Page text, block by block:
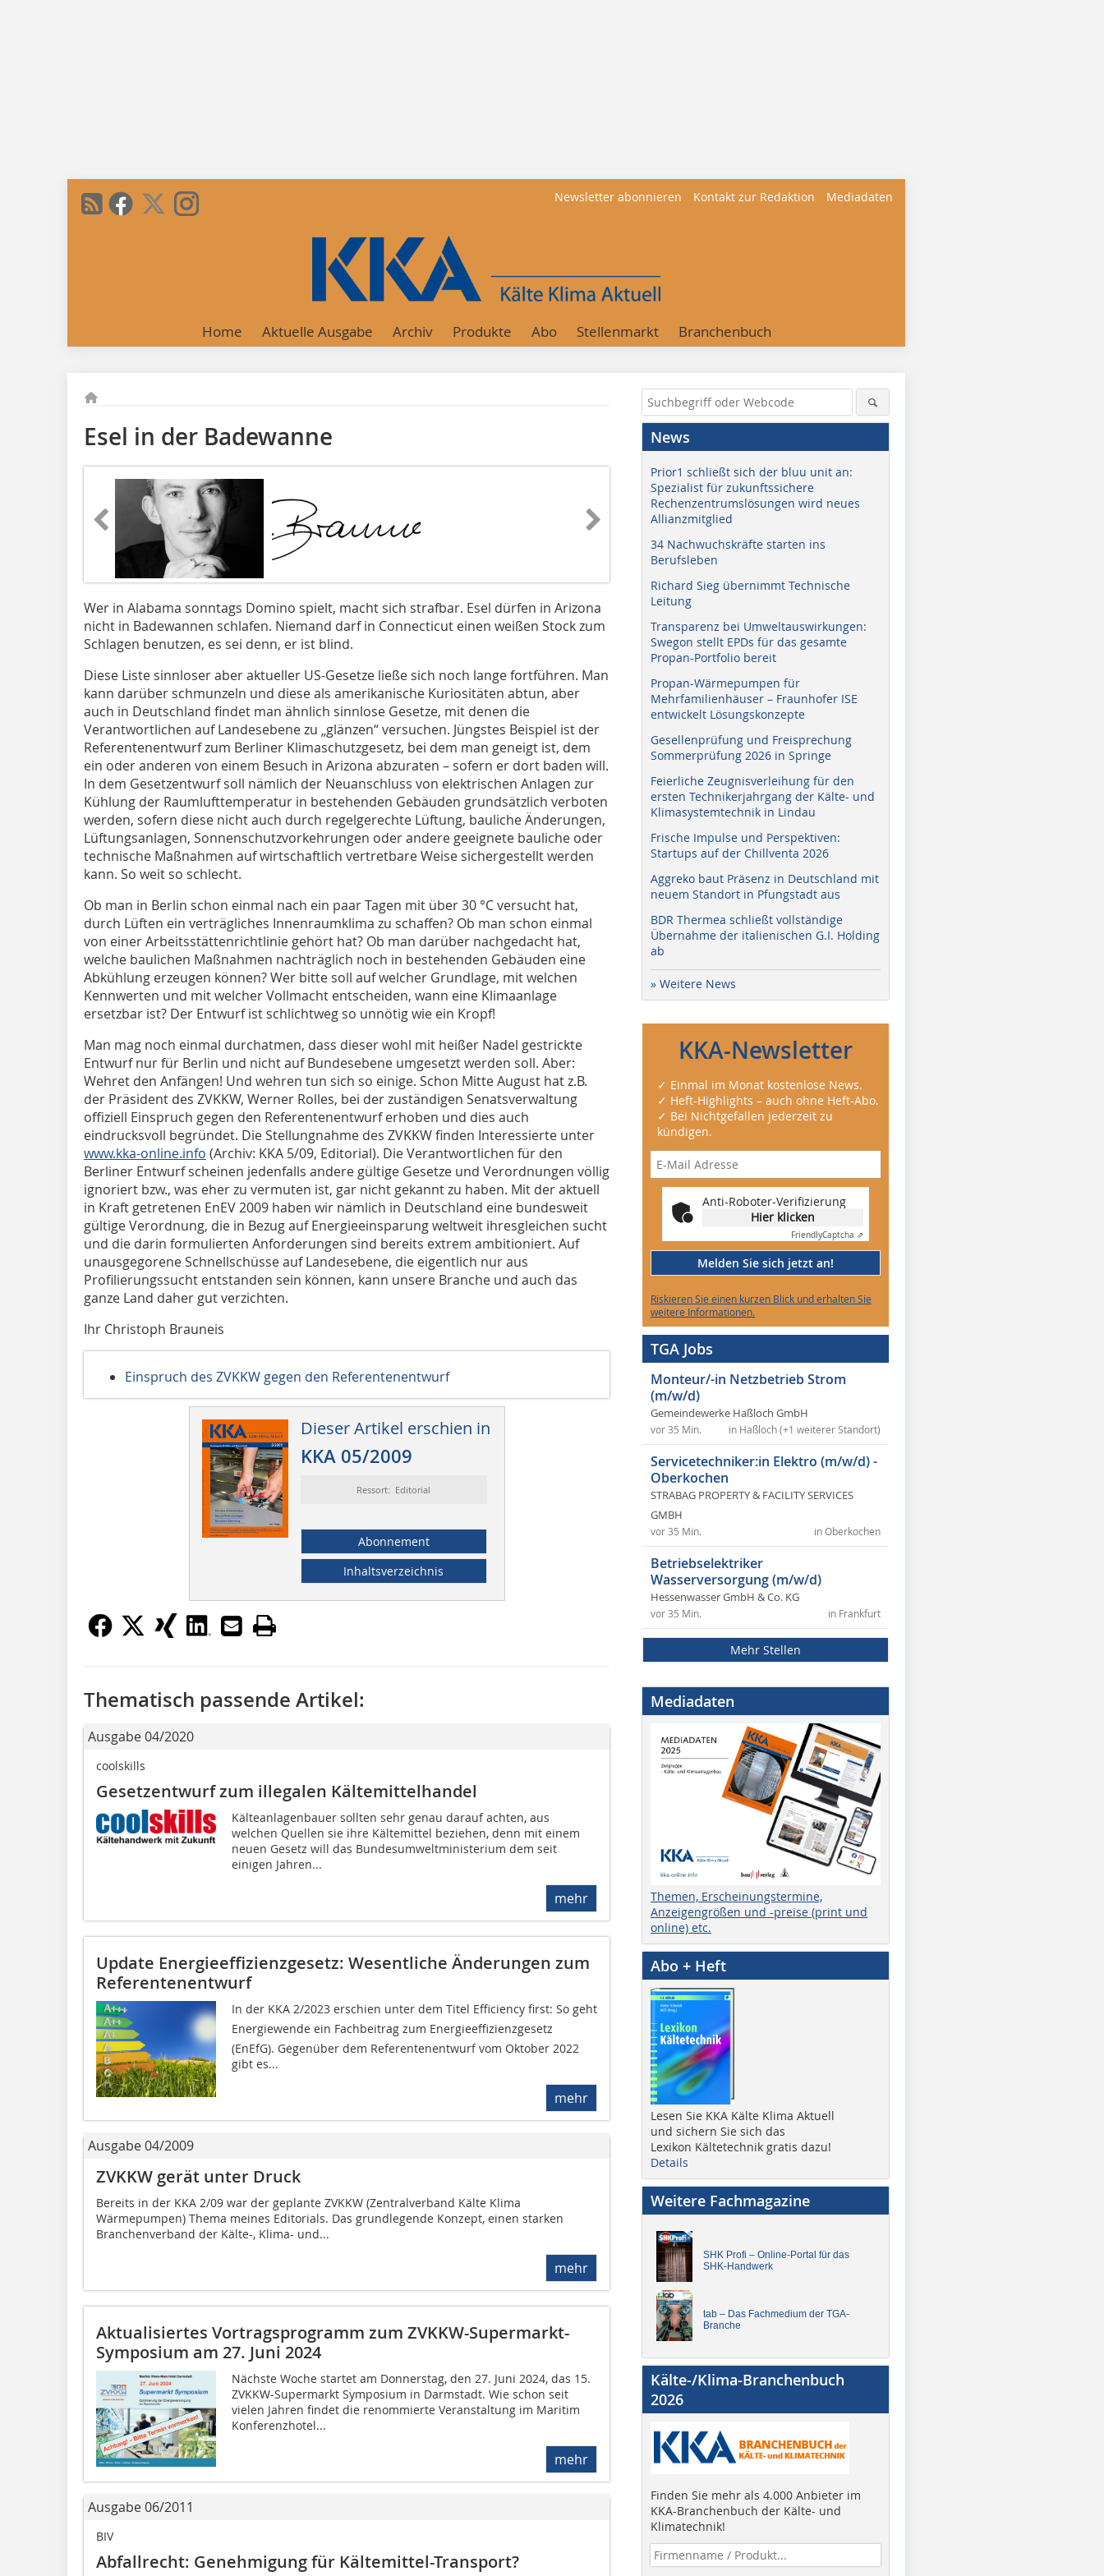
Newsletter abonnieren Kontakt zur Redaktion Mediadaten
Home Aktuelle Ausgabe Archiv Produkte Abo Stellenmarkt Branchenbuch
Esel in der Badewanne
Wer in Alabama sonntags Domino spielt, macht sich strafbar. Esel dürfen in Arizona
nicht in Badewannen schlafen. Niemand darf in Connecticut einen weißen Stock zum
Schlagen benutzen, es sei denn, er ist blind.
Diese Liste sinnloser aber aktueller US-Gesetze ließe sich noch lange fortführen. Man
kann darüber schmunzeln und diese als amerikanische Kuriositäten abtun, aber
auch in Deutschland findet man ähnlich sinnlose Gesetze, mit denen die
Verantwortlichen auf Landesebene zu „glänzen“ versuchen. Jüngstes Beispiel ist der
Referentenentwurf zum Berliner Klimaschutzgesetz, bei dem man geneigt ist, dem
ein oder anderen von einem Besuch in Arizona abzuraten – sofern er dort baden will.
In dem Gesetzentwurf soll nämlich der Neuanschluss von elektrischen Anlagen zur
Kühlung der Raumlufttemperatur in bestehenden Gebäuden grundsätzlich verboten
werden, sofern diese nicht auch durch regelgerechte Lüftung, bauliche Änderungen,
Lüftungsanlagen, Sonnenschutzvorkehrungen oder andere geeignete bauliche oder
technische Maßnahmen auf wirtschaftlich vertretbare Weise sichergestellt werden
kann. So weit so schlecht.
Ob man in Berlin schon einmal nach ein paar Tagen mit über 30 °C versucht hat,
durch Lüften ein verträgliches Innenraumklima zu schaffen? Ob man schon einmal
von einer Arbeitsstättenrichtlinie gehört hat? Ob man darüber nachgedacht hat,
welche baulichen Maßnahmen nachträglich noch in bestehenden Gebäuden eine
Abkühlung erzeugen können? Wer bitte soll auf welcher Grundlage, mit welchen
Kennwerten und mit welcher Vollmacht entscheiden, wann eine Klimaanlage
ersetzbar ist? Der Entwurf ist schlichtweg so unnötig wie ein Kropf!
Man mag noch einmal durchatmen, dass dieser wohl mit heißer Nadel gestrickte
Entwurf nur für Berlin und nicht auf Bundesebene umgesetzt werden soll. Aber:
Wehret den Anfängen! Und wehren tun sich so einige. Schon Mitte August hat z.B.
der Präsident des ZVKKW, Werner Rolles, bei der zuständigen Senatsverwaltung
offiziell Einspruch gegen den Referentenentwurf erhoben und dies auch
eindrucksvoll begründet. Die Stellungnahme des ZVKKW finden Interessierte unter
www.kka-online.info (Archiv: KKA 5/09, Editorial). Die Verantwortlichen für den
Berliner Entwurf scheinen jedenfalls andere gültige Gesetze und Verordnungen völlig
ignoriert bzw., was eher zu vermuten ist, gar nicht gekannt zu haben. Mit der aktuell
in Kraft getretenen EnEV 2009 haben wir nämlich in Deutschland eine bundesweit
gültige Verordnung, die in Bezug auf Energieeinsparung weltweit ihresgleichen sucht
und die darin formulierten Anforderungen sind bereits extrem ambitioniert. Auf
unausgegorene Schnellschüsse auf Landesebene, die eigentlich nur aus
Profilierungssucht entstanden sein können, kann unsere Branche und auch das
ganze Land daher gut verzichten.
Ihr Christoph Brauneis
Einspruch des ZVKKW gegen den Referentenentwurf
Dieser Artikel erschien in
KKA 05/2009
Ressort: Editorial
Abonnement
Inhaltsverzeichnis
Thematisch passende Artikel:
Ausgabe 04/2020
coolskills
Gesetzentwurf zum illegalen Kältemittelhandel
Kälteanlagenbauer sollten sehr genau darauf achten, aus
welchen Quellen sie ihre Kältemittel beziehen, denn mit einem
neuen Gesetz will das Bundesumweltministerium dem seit
einigen Jahren...
mehr
Update Energieeffizienzgesetz: Wesentliche Änderungen zum
Referentenentwurf
In der KKA 2/2023 erschien unter dem Titel Efficiency first: So geht
Energiewende ein Fachbeitrag zum Energieeffizienzgesetz
(EnEfG). Gegenüber dem Referentenentwurf vom Oktober 2022
gibt es...
mehr
Ausgabe 04/2009
ZVKKW gerät unter Druck
Bereits in der KKA 2/09 war der geplante ZVKKW (Zentralverband Kälte Klima
Wärmepumpen) Thema meines Editorials. Das grundlegende Konzept, einen starken
Branchenverband der Kälte-, Klima- und...
mehr
Aktualisiertes Vortragsprogramm zum ZVKKW-Supermarkt-
Symposium am 27. Juni 2024
Nächste Woche startet am Donnerstag, den 27. Juni 2024, das 15.
ZVKKW-Supermarkt Symposium in Darmstadt. Wie schon seit
vielen Jahren findet die renommierte Veranstaltung im Maritim
Konferenzhotel...
mehr
Ausgabe 06/2011
BIV
Abfallrecht: Genehmigung für Kältemittel-Transport?
News
Prior1 schließt sich der bluu unit an:
Spezialist für zukunftssichere
Rechenzentrumslösungen wird neues
Allianzmitglied
34 Nachwuchskräfte starten ins
Berufsleben
Richard Sieg übernimmt Technische
Leitung
Transparenz bei Umweltauswirkungen:
Swegon stellt EPDs für das gesamte
Propan-Portfolio bereit
Propan-Wärmepumpen für
Mehrfamilienhäuser – Fraunhofer ISE
entwickelt Lösungskonzepte
Gesellenprüfung und Freisprechung
Sommerprüfung 2026 in Springe
Feierliche Zeugnisverleihung für den
ersten Technikerjahrgang der Kälte- und
Klimasystemtechnik in Lindau
Frische Impulse und Perspektiven:
Startups auf der Chillventa 2026
Aggreko baut Präsenz in Deutschland mit
neuem Standort in Pfungstadt aus
BDR Thermea schließt vollständige
Übernahme der italienischen G.I. Holding
ab
» Weitere News
KKA-Newsletter
✓ Einmal im Monat kostenlose News.
✓ Heft-Highlights – auch ohne Heft-Abo.
✓ Bei Nichtgefallen jederzeit zu
kündigen.
Anti-Roboter-Verifizierung
Hier klicken
FriendlyCaptcha ⇗
Melden Sie sich jetzt an!
Riskieren Sie einen kurzen Blick und erhalten Sie
weitere Informationen.
TGA Jobs
Monteur/-in Netzbetrieb Strom
(m/w/d)
Gemeindewerke Haßloch GmbH
in Haßloch (+1 weiterer Standort)
vor 35 Min.
Servicetechniker:in Elektro (m/w/d) -
Oberkochen
STRABAG PROPERTY & FACILITY SERVICES
GMBH
in Oberkochen
vor 35 Min.
Betriebselektriker
Wasserversorgung (m/w/d)
Hessenwasser GmbH & Co. KG
in Frankfurt
vor 35 Min.
Mehr Stellen
Mediadaten
Themen, Erscheinungstermine,
Anzeigengrößen und -preise (print und
online) etc.
Abo + Heft
Lesen Sie KKA Kälte Klima Aktuell
und sichern Sie sich das
Lexikon Kältetechnik gratis dazu!
Details
Weitere Fachmagazine
SHK Profi – Online-Portal für das
SHK-Handwerk
tab – Das Fachmedium der TGA-
Branche
Kälte-/Klima-Branchenbuch
2026
Finden Sie mehr als 4.000 Anbieter im
KKA-Branchenbuch der Kälte- und
Klimatechnik!